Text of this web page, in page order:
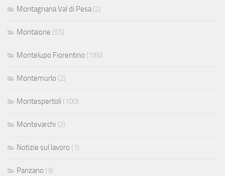
Montagnana Val di Pesa(2)
Montaione (55)
Montelupo Fiorentino (185)
Montemurlo (2)
Montespertoli (100)
Montevarchi (2)
Notizie sul lavoro (1)
Panzano (3)